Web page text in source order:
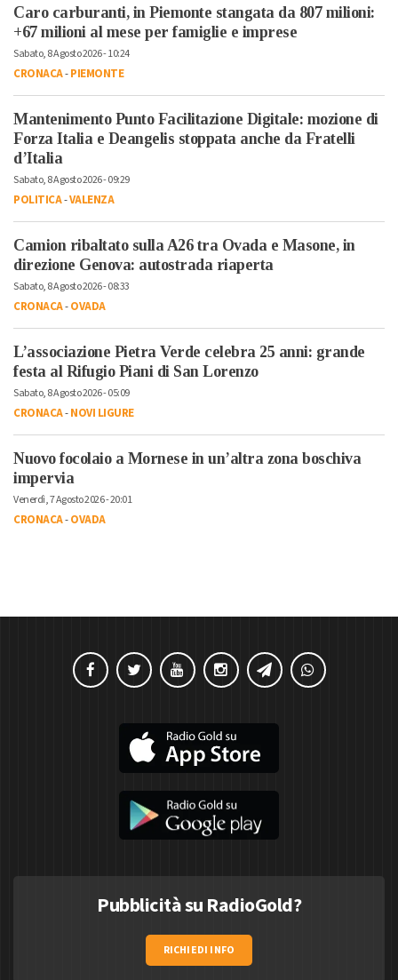
Caro carburanti, in Piemonte stangata da 807 milioni:
+67 milioni al mese per famiglie e imprese
Sabato, 8 Agosto 2026 - 10:24
CRONACA-PIEMONTE
Mantenimento Punto Facilitazione Digitale: mozione di
Forza Italia e Deangelis stoppata anche da Fratelli
d’Italia
Sabato, 8 Agosto 2026 - 09:29
POLITICA-VALENZA
Camion ribaltato sulla A26 tra Ovada e Masone, in
direzione Genova: autostrada riaperta
Sabato, 8 Agosto 2026 - 08:33
CRONACA-OVADA
L’associazione Pietra Verde celebra 25 anni: grande
festa al Rifugio Piani di San Lorenzo
Sabato, 8 Agosto 2026 - 05:09
CRONACA-NOVI LIGURE
Nuovo focolaio a Mornese in un’altra zona boschiva
impervia
Venerdì, 7 Agosto 2026 - 20:01
CRONACA-OVADA
Pubblicità su RadioGold?
RICHIEDI INFO